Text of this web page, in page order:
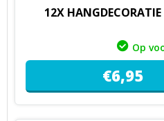
12X
Op
€6,95